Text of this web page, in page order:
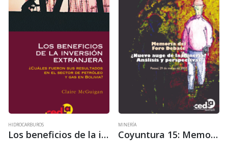
HIDROCARBUROS
Los beneficios de la inversión extranjera ¿Cuáles fueron sus resultados en el sector de petróleo y gas en Bolivia?
MINERÍA
Coyuntura 15: Memoria del Foro Debate ¿Nuevo auge de la minería? Análisis y perspectivas